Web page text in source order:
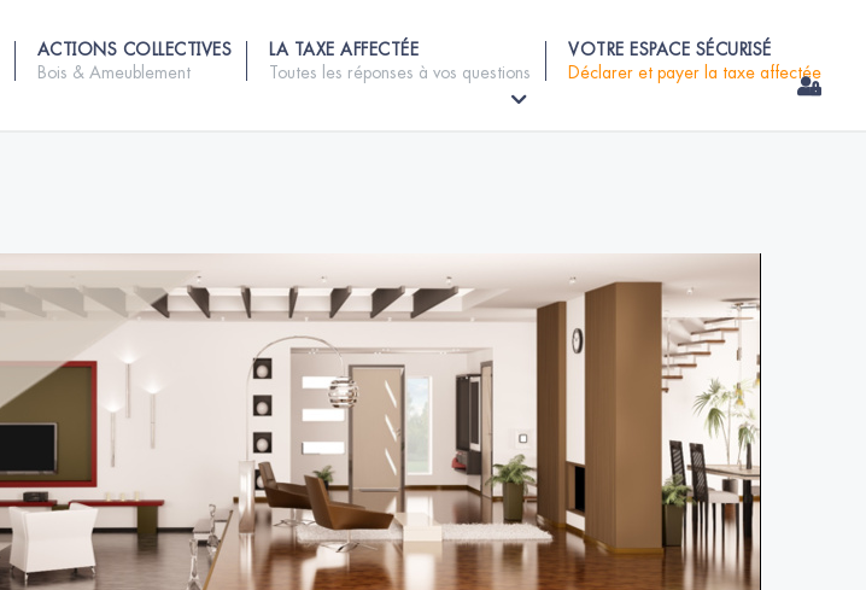
ACTIONS COLLECTIVES
Bois & Ameublement
LA TAXE AFFECTÉE
Toutes les réponses à vos questions
VOTRE ESPACE SÉCURISÉ
Déclarer et payer la taxe affectée